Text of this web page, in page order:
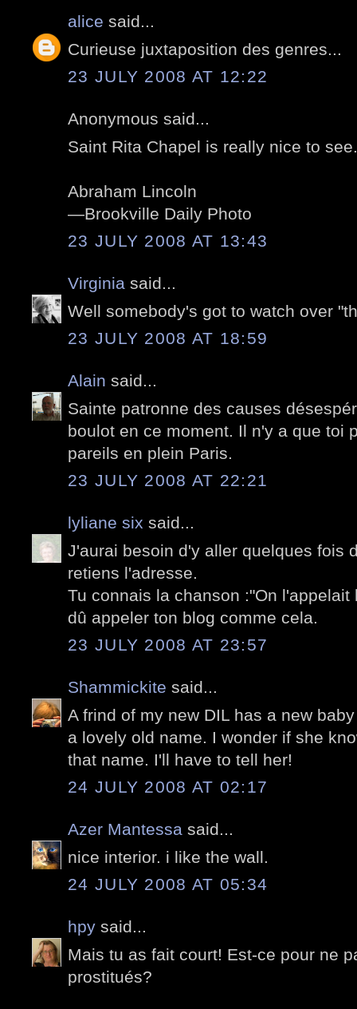
alice said...
Curieuse juxtaposition des genres...
23 JULY 2008 AT 12:22
Anonymous said...
Saint Rita Chapel is really nice to see.
Abraham Lincoln
—Brookville Daily Photo
23 JULY 2008 AT 13:43
Virginia said...
Well somebody's got to watch over
23 JULY 2008 AT 18:59
Alain said...
Sainte patronne des causes
boulot en ce moment. Il n'y a que toi
pareils en plein Paris.
23 JULY 2008 AT 22:21
lyliane six said...
J'aurai besoin d'y aller quelques fois
retiens l'adresse.
Tu connais la chanson :"On
dû appeler ton blog comme cela.
23 JULY 2008 AT 23:57
Shammickite said...
A frind of my new DIL has a new
a lovely old name. I wonder if she
that name. I'll have to tell her!
24 JULY 2008 AT 02:17
Azer Mantessa said...
nice interior. i like the wall.
24 JULY 2008 AT 05:34
hpy said...
Mais tu as fait court! Est-ce pour ne
prostitués?